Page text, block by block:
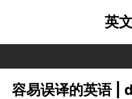
英
容易误译的英语 |